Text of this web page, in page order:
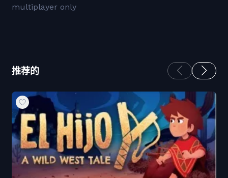
multiplayer only
推荐的